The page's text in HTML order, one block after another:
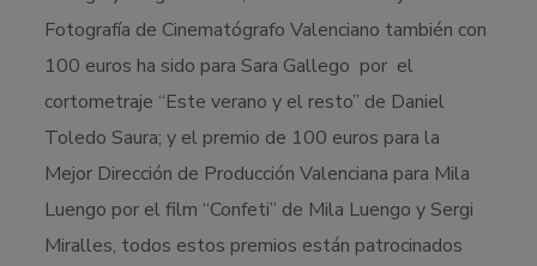
Fotografía de Cinematógrafo Valenciano también con
100 euros ha sido para Sara Gallego por el
cortometraje “Este verano y el resto” de Daniel
Toledo Saura; y el premio de 100 euros para la
Mejor Dirección de Producción Valenciana para Mila
Luengo por el film “Confeti” de Mila Luengo y Sergi
Miralles, todos estos premios están patrocinados